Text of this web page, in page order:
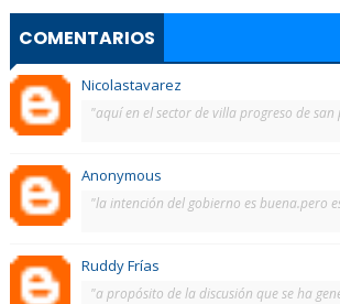
COMENTARIOS
Nicolastavarez
"aquí en el sector de villa progreso de san
Anonymous
"la intención del gobierno es buena.pero
Ruddy Frías
"a propósito de la discusión que se ha